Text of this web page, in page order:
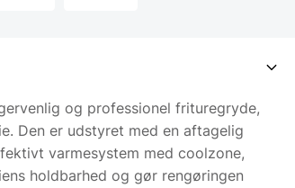
og professionel frituregryde,
Den er udstyret med en aftagelig
varmesystem med coolzone,
holdbarhed og gør rengøringen